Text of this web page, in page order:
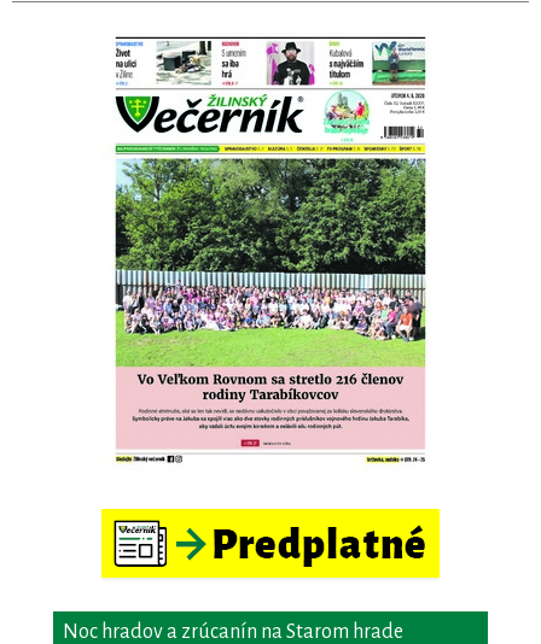
Noc hradov a zrúcanín na Starom hrade